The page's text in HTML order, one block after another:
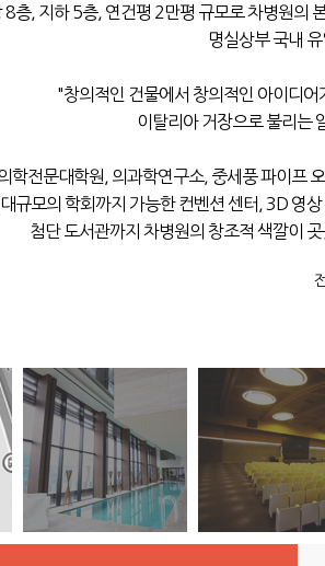
8층, 지하 5층, 연건평 2만평 규모로 차병원의
명실상부 국내
"창의적인 건물에서 창의적인 아이디
이탈리아 거장으로 불리는
학전문대학원, 의과학연구소, 중세풍 파이프
규모의 학회까지 가능한 컨벤션 센터, 3D 영
첨단 도서관까지 차병원의 창조적 색깔이